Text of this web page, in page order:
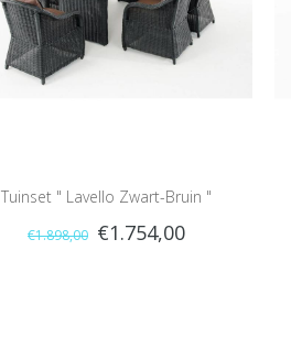
Tuinset " Lavello Zwart-Bruin "
€1.898,00 €1.754,00